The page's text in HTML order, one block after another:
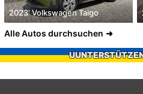
2023' Volkswagen Taigo
Alle Autos durchsuchen